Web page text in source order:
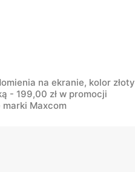
na ekranie, kolor złoty
- 199,00 zł w promocji
Maxcom